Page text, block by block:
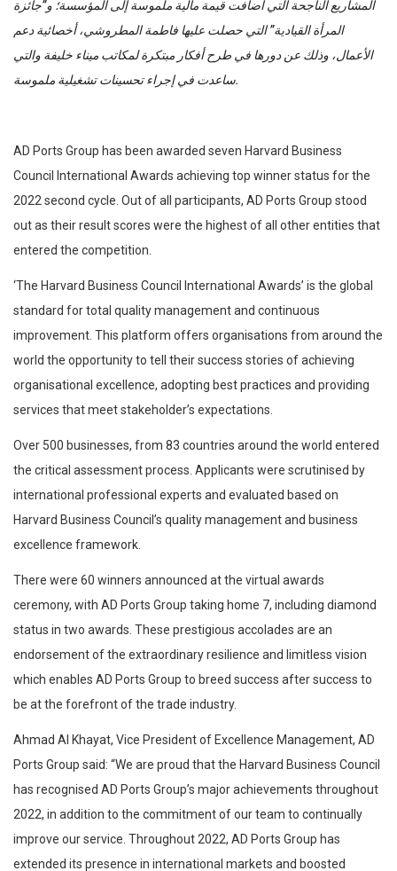
المشاريع الناجحة التي أضافت قيمة مالية ملموسة إلى المؤسسة؛ و”جائزة
المرأة القيادية” التي حصلت عليها فاطمة المطروشي، أخصائية دعم
الأعمال، وذلك عن دورها في طرح أفكار مبتكرة لمكاتب ميناء خليفة والتي
ساعدت في إجراء تحسينات تشغيلية ملموسة.
AD Ports Group has been awarded seven Harvard Business
Council International Awards achieving top winner status for the
2022 second cycle. Out of all participants, AD Ports Group stood
out as their result scores were the highest of all other entities that
entered the competition.
‘The Harvard Business Council International Awards’ is the global
standard for total quality management and continuous
improvement. This platform offers organisations from around the
world the opportunity to tell their success stories of achieving
organisational excellence, adopting best practices and providing
services that meet stakeholder’s expectations.
Over 500 businesses, from 83 countries around the world entered
the critical assessment process. Applicants were scrutinised by
international professional experts and evaluated based on
Harvard Business Council’s quality management and business
excellence framework.
There were 60 winners announced at the virtual awards
ceremony, with AD Ports Group taking home 7, including diamond
status in two awards. These prestigious accolades are an
endorsement of the extraordinary resilience and limitless vision
which enables AD Ports Group to breed success after success to
be at the forefront of the trade industry.
Ahmad Al Khayat, Vice President of Excellence Management, AD
Ports Group said: “We are proud that the Harvard Business Council
has recognised AD Ports Group’s major achievements throughout
2022, in addition to the commitment of our team to continually
improve our service. Throughout 2022, AD Ports Group has
extended its presence in international markets and boosted